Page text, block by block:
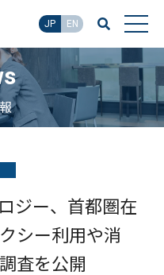
JP EN
ジー、首都圏在
シー利用や消
査を公開